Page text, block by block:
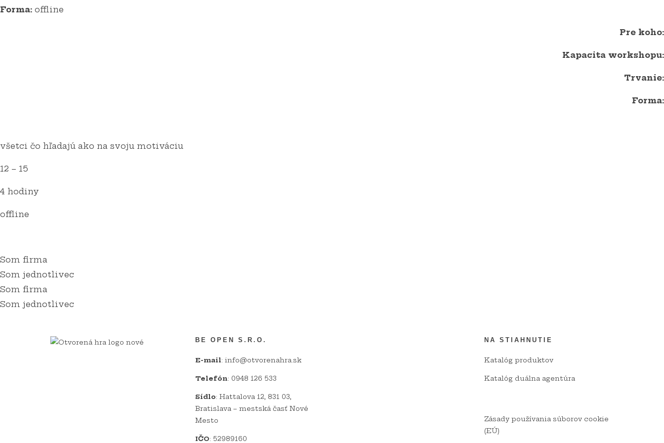
Forma: offline
Pre koho:
Kapacita workshopu:
Trvanie:
Forma:
všetci čo hľadajú ako na svoju motiváciu
12 – 15
4 hodiny
offline
Som firma
Som jednotlivec
Som firma
Som jednotlivec
BE OPEN S.R.O.
E-mail: info@otvorenahra.sk
Telefón: 0948 126 533
Sídlo: Hattalova 12, 831 03,
Bratislava – mestská časť Nové
Mesto
IČO: 52989160
NA STIAHNUTIE
Katalóg produktov
Katalóg duálna agentúra
Zásady používania súborov cookie
(EÚ)